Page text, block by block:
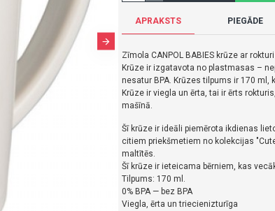
APRAKSTS PIEGĀDE
Zīmola CANPOL BABIES krūze ar
Krūze ir izgatavota no plastmasas –
nesatur BPA. Krūzes tilpums ir 170 ml,
Krūze ir viegla un ērta, tai ir ērts
mašīnā.
Šī krūze ir ideāli piemērota ikdienas
citiem priekšmetiem no kolekcijas
maltītēs.
Šī krūze ir ieteicama bērniem, kas
Tilpums: 170 ml.
0% BPA — bez BPA
Viegla, ērta un triecienizturīga